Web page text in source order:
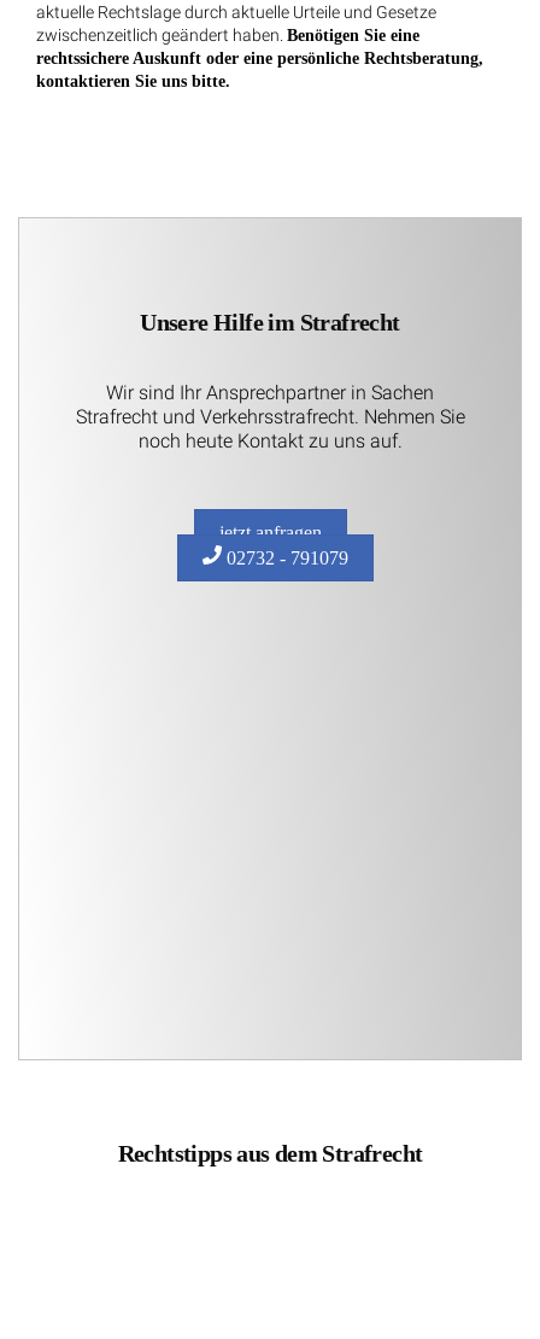
aktuelle Rechtslage durch aktuelle Urteile und Gesetze
zwischenzeitlich geändert haben. Benötigen Sie eine
rechtssichere Auskunft oder eine persönliche Rechtsberatung,
kontaktieren Sie uns bitte.
Unsere Hilfe im Strafrecht
Wir sind Ihr Ansprechpartner in Sachen
Strafrecht und Verkehrsstrafrecht. Nehmen Sie
noch heute Kontakt zu uns auf.
jetzt anfragen
02732 - 791079
Rechtstipps aus dem Strafrecht